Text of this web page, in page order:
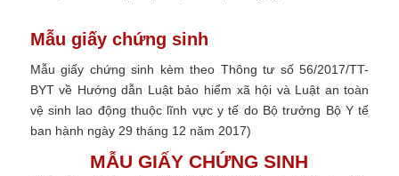
Mẫu giấy chứng sinh
Mẫu giấy chứng sinh kèm theo Thông tư số 56/2017/TT-
BYT về Hướng dẫn Luật bảo hiểm xã hội và Luật an toàn
vệ sinh lao động thuộc lĩnh vực y tế do Bộ trưởng Bộ Y tế
ban hành ngày 29 tháng 12 năm 2017)
MẪU GIẤY CHỨNG SINH